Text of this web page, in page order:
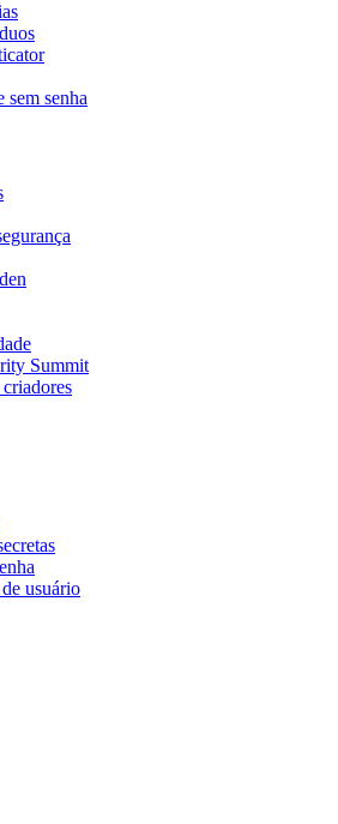
sem senha
Summit
usuário